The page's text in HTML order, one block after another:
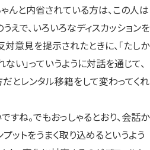
んと内省されている方は、この人は
えで、いろいろなディスカッションを
意見を提示されたときに、「たしか
い」っていうように対話を通じて、
とレンタル移籍をして変わってくれ
すね。でもおっしゃるとおり、会話か
ットをうまく取り込めるというよう